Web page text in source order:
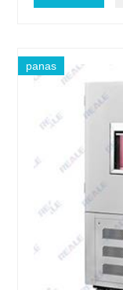
panas